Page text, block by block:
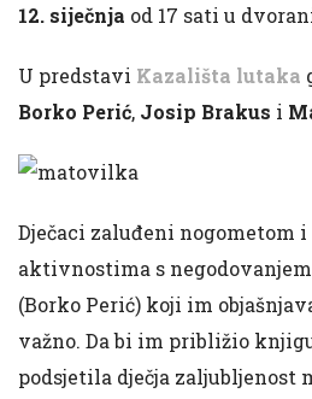
12. siječnja od 17 sati u
U predstavi Kazališta lutaka
Borko Perić, Josip Brakus i
Dječaci zaluđeni nogometom
aktivnostima s
(Borko Perić) koji im
važno. Da bi im približio
podsjetila dječja zaljubljenost